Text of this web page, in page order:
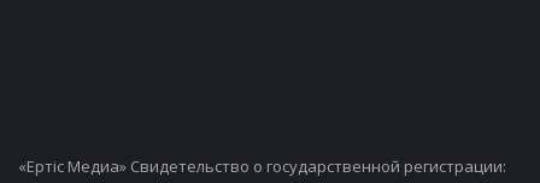
«Ертiс Медиа» Свидетельство о государственной регистрации: